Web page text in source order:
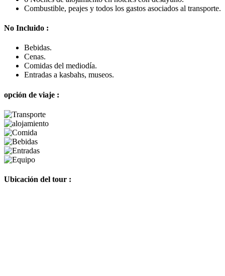
Combustible, peajes y todos los gastos asociados al transporte.
No Incluido :
Bebidas.
Cenas.
Comidas del mediodía.
Entradas a kasbahs, museos.
opción de viaje :
Ubicación del tour :